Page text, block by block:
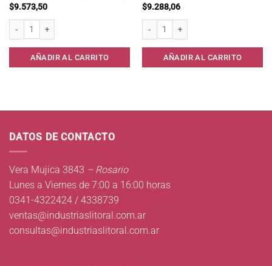
$9.573,50
Kit Matero Bambu (Mate/Yerbera/Azucarera) cantidad
AÑADIR AL CARRITO
$9.288,06
Espejo 764 c/Correa 30x19 cms *
AÑADIR AL CARRITO
cc . cantidad
DATOS DE CONTACTO
Vera Mujica 3843 – Rosario
Lunes a Viernes de 7:00 a 16:00 horas
0341-4322424 / 4338739
ventas@industriaslitoral.com.ar
consultas@industriaslitoral.com.ar